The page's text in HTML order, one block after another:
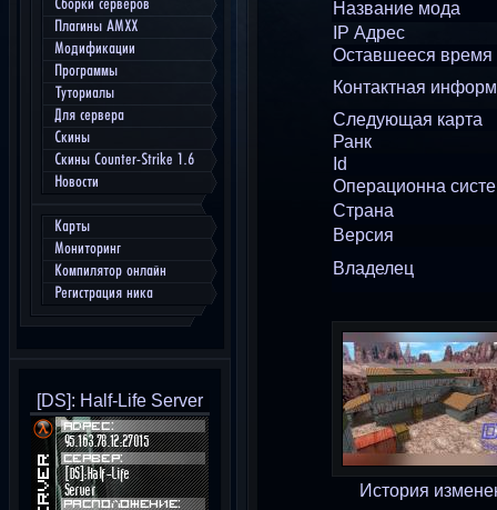
Сборки серверов
Плагины AMXX
Модификации
Программы
Туториалы
Для сервера
Скины
Скины Counter-Strike 1.6
Новости
Карты
Мониторинг
Компилятор онлайн
Регистрация ника
[DS]: Half-Life Server
Название мода
IP Адрес
Оставшееся время
Контактная
Следующая карта
Ранк
Id
Операционна
Страна
Версия
Владелец
История